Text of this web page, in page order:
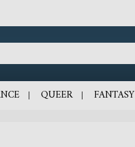
QUEER FANTASY